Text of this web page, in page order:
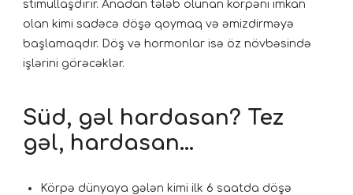
stimullaşdırır. Anadan tələb olunan körpəni imkan
olan kimi sadəcə döşə qoymaq və əmizdirməyə
başlamaqdır. Döş və hormonlar isə öz növbəsində
işlərini görəcəklər.
Süd, gəl hardasan? Tez
gəl, hardasan…
Körpə dünyaya gələn kimi ilk 6 saatda döşə